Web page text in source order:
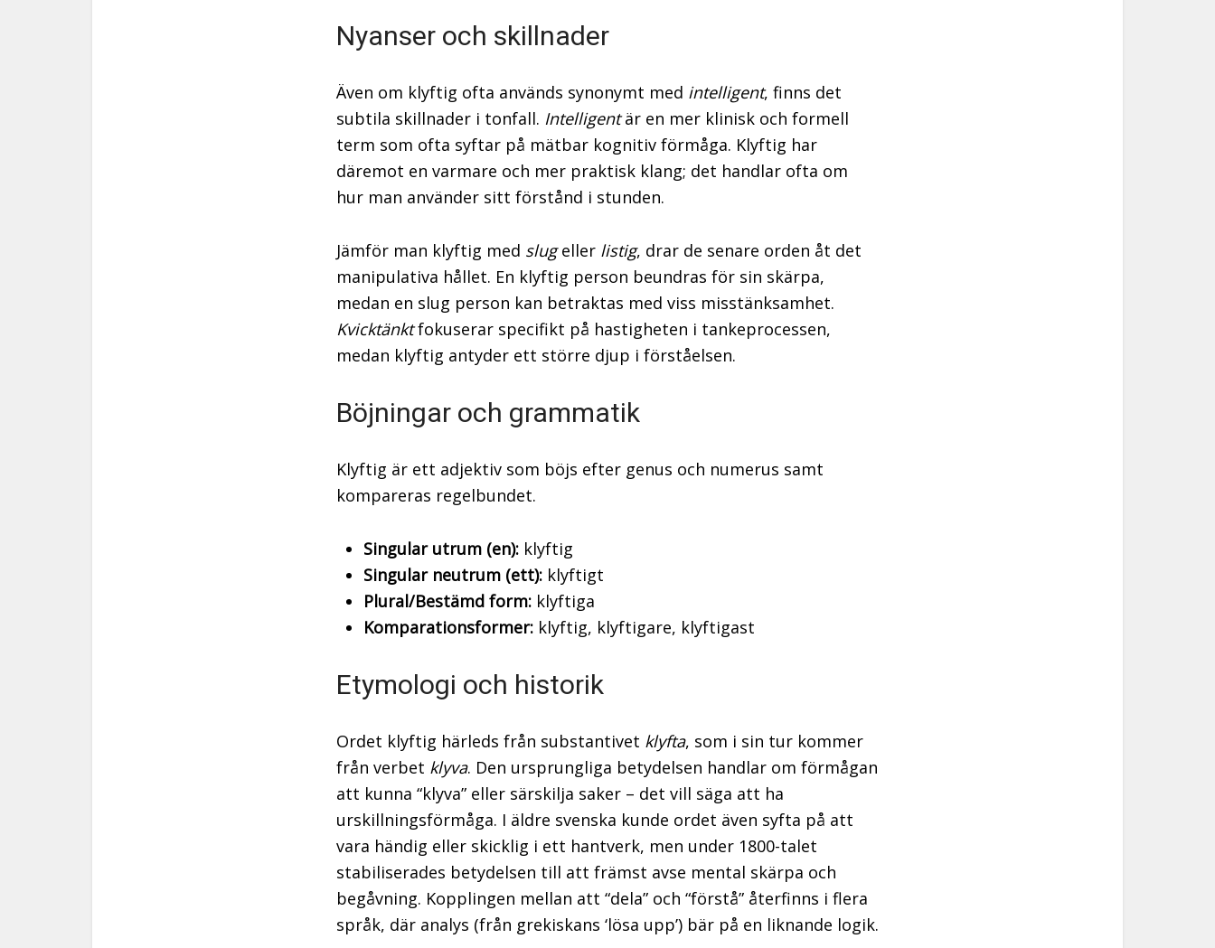
Nyanser och skillnader
Även om klyftig ofta används synonymt med intelligent, finns det
subtila skillnader i tonfall. Intelligentär en mer klinisk och formell
term som ofta syftar på mätbar kognitiv förmåga. Klyftig har
däremot en varmare och mer praktisk klang; det handlar ofta om
hur man använder sitt förstånd i stunden.
Jämför man klyftig med slugeller listig, drar de senare orden åt det
manipulativa hållet. En klyftig person beundras för sin skärpa,
medan en slug person kan betraktas med viss misstänksamhet.
Kvicktänktfokuserar specifikt på hastigheten i tankeprocessen,
medan klyftig antyder ett större djup i förståelsen.
Böjningar och grammatik
Klyftig är ett adjektiv som böjs efter genus och numerus samt
kompareras regelbundet.
Singular utrum (en): klyftig
Singular neutrum (ett): klyftigt
Plural/Bestämd form: klyftiga
Komparationsformer: klyftig, klyftigare, klyftigast
Etymologi och historik
Ordet klyftig härleds från substantivet klyfta, som i sin tur kommer
från verbet klyva. Den ursprungliga betydelsen handlar om förmågan
att kunna “klyva” eller särskilja saker – det vill säga att ha
urskillningsförmåga. I äldre svenska kunde ordet även syfta på att
vara händig eller skicklig i ett hantverk, men under 1800-talet
stabiliserades betydelsen till att främst avse mental skärpa och
begåvning. Kopplingen mellan att “dela” och “förstå” återfinns i flera
språk, där analys (från grekiskans ‘lösa upp’) bär på en liknande logik.